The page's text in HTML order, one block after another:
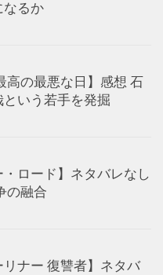
なるか
高の最悪な日】感想 石
いう若手を発掘
ロード】ネタバレなし
の融合
ナー 復讐者】ネタバ